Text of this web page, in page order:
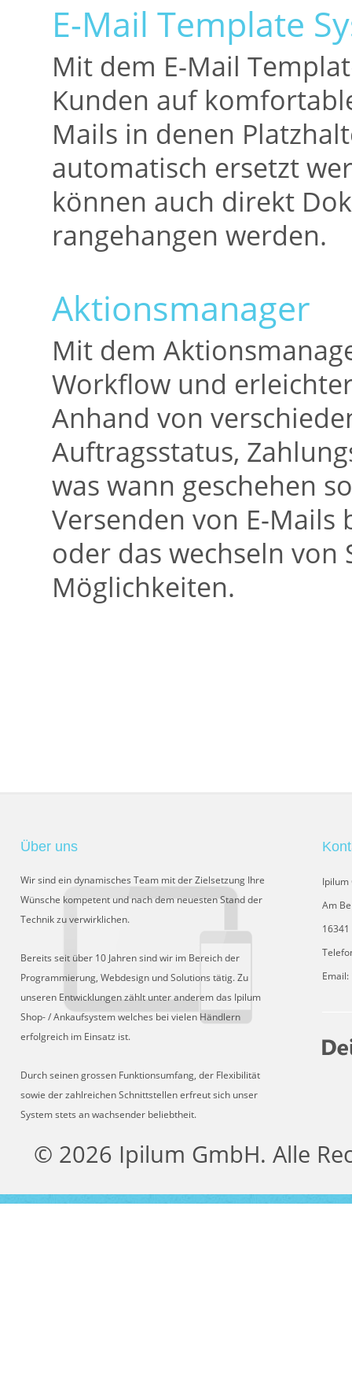
E-Mail Template
Mit dem E-Mail
Kunden auf
Mails in denen
automatisch ersetzt
können auch direkt
rangehangen werden.
Aktionsmanager
Mit dem
Workflow und
Anhand von
Auftragsstatus,
was wann geschehen
Versenden von E-
oder das wechseln
Möglichkeiten.
Über uns
Wir sind ein dynamisches Team mit der Zielsetzung Ihre
Wünsche kompetent und nach dem neuesten Stand der
Technik zu verwirklichen.
Bereits seit über 10 Jahren sind wir im Bereich der
Programmierung, Webdesign und Solutions tätig. Zu
unseren Entwicklungen zählt unter anderem das Ipilum
Shop- / Ankaufsystem welches bei vielen Händlern
erfolgreich im Einsatz ist.
Durch seinen grossen Funktionsumfang, der Flexibilität
sowie der zahlreichen Schnittstellen erfreut sich unser
System stets an wachsender beliebtheit.
Ipilum
Am
© 2026 Ipilum GmbH. Alle